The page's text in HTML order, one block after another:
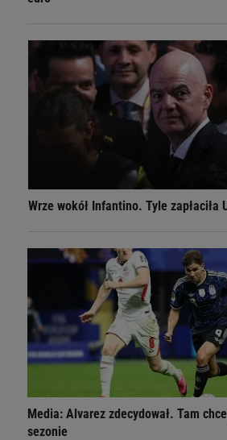
Wrze wokół Infantino. Tyle zapłaciła
Media: Alvarez zdecydował. Tam
sezonie